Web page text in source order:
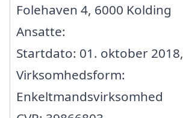
Folehaven 4, 6000 Kolding
Ansatte:
Startdato: 01. oktober 2018,
Virksomhedsform:
Enkeltmandsvirksomhed